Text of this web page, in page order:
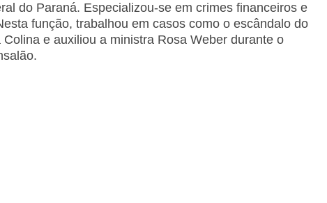
do Paraná. Especializou-se em crimes financeiros e
função, trabalhou em casos como o escândalo do
e auxiliou a ministra Rosa Weber durante o